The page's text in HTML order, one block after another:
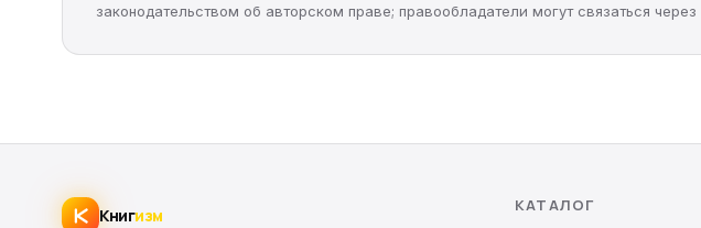
законодательством об авторском праве; правообладатели могут связаться через
Книгизм
КАТАЛОГ